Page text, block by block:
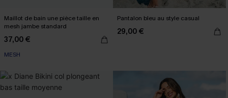
Maillot de bain une pièce taille en
mesh jambe standard
37,00 €
MESH
Pantalon bleu au style casual
29,00 €